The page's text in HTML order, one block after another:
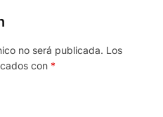
no será publicada. Los
con *